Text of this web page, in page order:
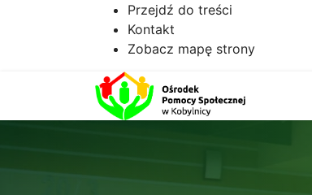
Przejdź do treści
Kontakt
Zobacz mapę strony